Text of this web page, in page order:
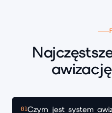
01Czym jest system